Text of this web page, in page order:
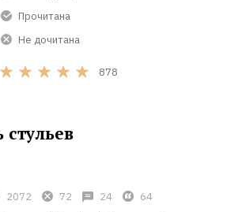
Прочитана
Не дочитана
878
2072 72 24
64